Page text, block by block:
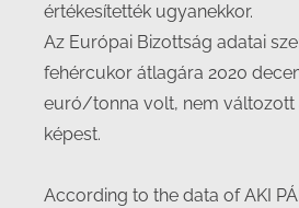
értékesítették ugyanekkor.
Az Európai Bizottság adatai
fehércukor átlagára 2020
euró/tonna volt, nem változott
képest.
According to the data of AKI